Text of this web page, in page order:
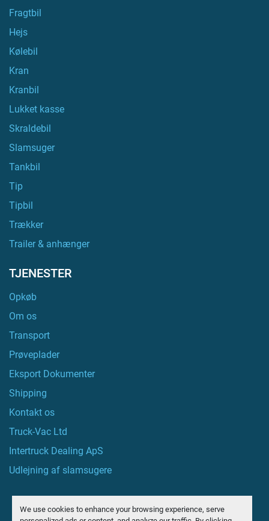
We use cookies to enhance your browsing experience, serve
Fragtbil
Hejs
Kølebil
Kran
Kranbil
Lukket kasse
Skraldebil
Slamsuger
Tankbil
Tip
Tipbil
Trækker
Trailer & anhænger
TJENESTER
Opkøb
Om os
Transport
Prøveplader
Eksport Dokumenter
Shipping
Kontakt os
Truck-Vac Ltd
Intertruck Dealing ApS
Udlejning af slamsugere